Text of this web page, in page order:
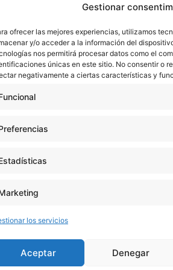
Gestionar
ofrecer las mejores experiencias, utilizamos
y/o acceder a la información del
nos permitirá procesar datos como el
únicas en este sitio. No consentir o
negativamente a ciertas características y
los servicios
Aceptar Denegar
por
NoComercial 4.0
EN MIS REDES SOCIALES